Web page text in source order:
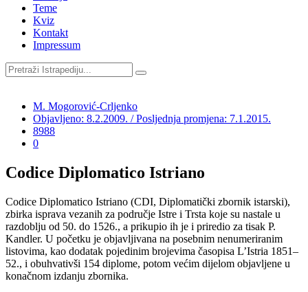
Teme
Kviz
Kontakt
Impressum
M. Mogorović-Crljenko
Objavljeno: 8.2.2009. / Posljednja promjena: 7.1.2015.
8988
0
Codice Diplomatico Istriano
Codice Diplomatico Istriano (CDI, Diplomatički zbornik istarski),
zbirka isprava vezanih za područje Istre i Trsta koje su nastale u
razdoblju od 50. do 1526., a prikupio ih je i priredio za tisak P.
Kandler. U početku je objavljivana na posebnim nenumeriranim
listovima, kao dodatak pojedinim brojevima časopisa L’Istria 1851–
52., i obuhvativši 154 diplome, potom većim dijelom objavljene u
konačnom izdanju zbornika.